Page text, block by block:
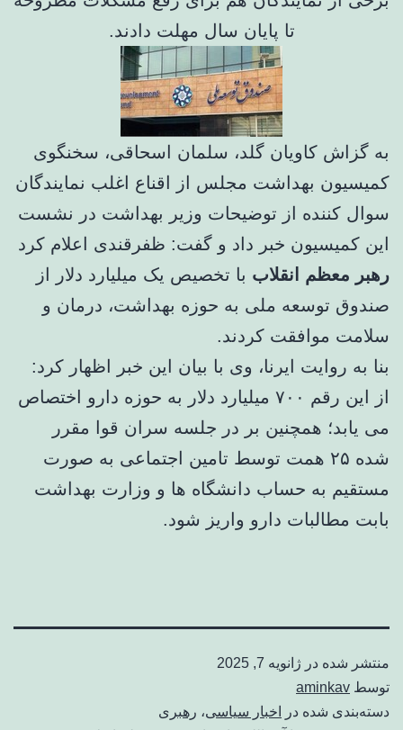
تا پایان سال مهلت دادند.
به گزاش کاویان گلد، سلمان اسحاقی، سخنگوی
کمیسیون بهداشت مجلس از اقناع اغلب نمایندگان
سوال کننده از توضیحات وزیر بهداشت در نشست
این کمیسیون خبر داد و گفت: ظفرقندی اعلام کرد
رهبر معظم انقلاب با تخصیص یک میلیارد دلار از
صندوق توسعه ملی به حوزه بهداشت، درمان و
سلامت موافقت کردند.
بنا به روایت ایرنا، وی با بیان این خبر اظهار کرد:
از این رقم ۷۰۰ میلیارد دلار به حوزه دارو اختصاص
می یابد؛ همچنین بر در جلسه سران قوا مقرر
شده ۲۵ همت توسط تامین اجتماعی به صورت
مستقیم به حساب دانشگاه ها و وزارت بهداشت
بابت مطالبات دارو واریز شود.
منتشر شده در ژانویه 7, 2025
توسط aminkav
دسته‌بندی شده در
اخبار سیاسی، رهبری